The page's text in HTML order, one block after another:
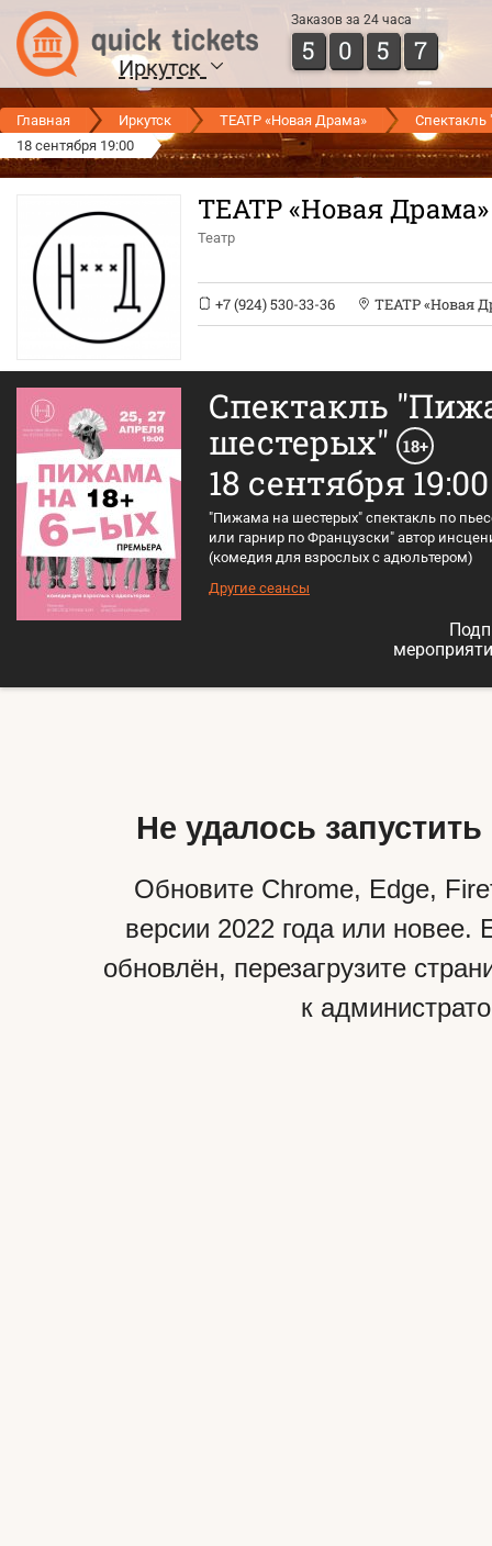
Иркутск
Заказов за 24 часа
5 0 5 7
Главная Иркутск ТЕАТР «Новая Драма»
18 сентября 19:00
ТЕАТР «Новая Драма»
Театр
+7 (924) 530-33-36 ТЕАТР «Новая
Спектакль
шестерых"
18+
18 сентября 19:00
"Пижама на шестерых" спектакль по
или гарнир по Французски" автор
(комедия для взрослых с адюльтером)
Другие сеансы